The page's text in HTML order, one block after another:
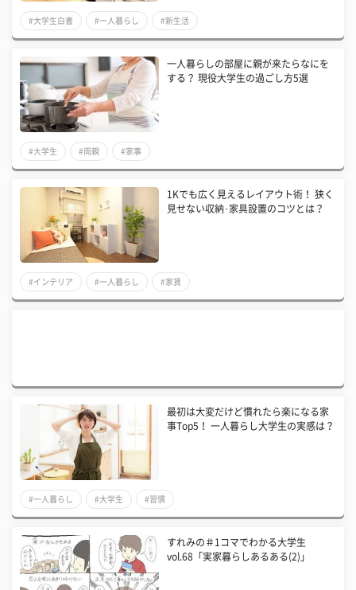
#大学生白書 #一人暮らし #新生活
一人暮らしの部屋に親が来たらなにを
する？ 現役大学生の過ごし方5選
#大学生 #両親 #家事
1Kでも広く見えるレイアウト術！ 狭く
見せない収納･家具設置のコツとは？
#インテリア #一人暮らし #家賃
最初は大変だけど慣れたら楽になる家
事Top5！ 一人暮らし大学生の実感は？
#一人暮らし #大学生 #習慣
すれみの＃1コマでわかる大学生
vol.68「実家暮らしあるある(2)」